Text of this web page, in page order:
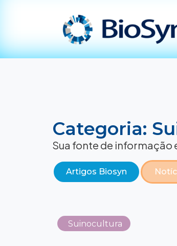
Categoria:
Sua fonte de informação
Artigos Biosyn
Suinocultura